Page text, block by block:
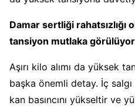
Damar sertliği rahatsızlığı
tansiyon mutlaka
Aşırı kilo alımı da yüksek
başka önemli detay. İç salgı
kan basıncını yükseltir ve